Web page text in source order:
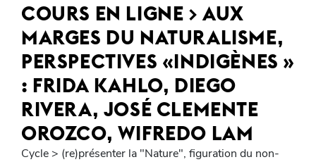
COURS EN LIGNE > AUX
MARGES DU NATURALISME,
PERSPECTIVES «INDIGÈNES »
: FRIDA KAHLO, DIEGO
RIVERA, JOSÉ CLEMENTE
OROZCO, WIFREDO LAM
Cycle > (re)présenter la "Nature", figuration du non-